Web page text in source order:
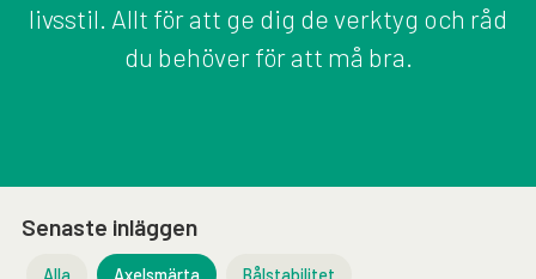
Presentkort
livsstil. Allt för att ge dig de verktyg och råd
du behöver för att må bra.
Senaste inläggen
Alla Axelsmärta Bålstabilitet